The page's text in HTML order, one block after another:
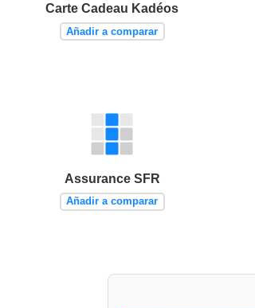
Carte Cadeau Kadéos
Añadir a comparar
Assurance SFR
Añadir a comparar